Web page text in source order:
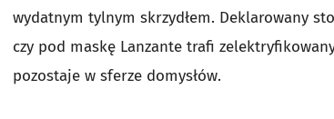
wydatnym tylnym skrzydłem. Deklarowany
czy pod maskę Lanzante trafi
pozostaje w sferze domysłów.